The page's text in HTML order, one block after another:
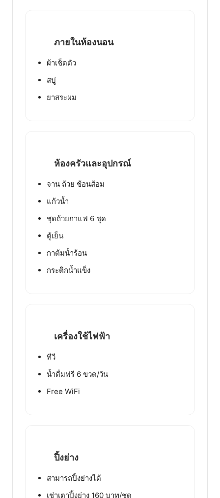
ภายในห้องนอน
ผ้าเช็ดตัว
สบู่
ยาสระผม
ห้องครัวและอุปกรณ์
จาน ถ้วย ช้อนส้อม
แก้วน้ำ
ชุดถ้วยกาแฟ 6 ชุด
ตู้เย็น
กาต้มน้ำร้อน
กระติกน้ำแข็ง
เครื่องใช้ไฟฟ้า
ทีวี
น้ำดื่มฟรี 6 ขวด/วัน
Free WiFi
ปิ้งย่าง
สามารถปิ้งย่างได้
เช่าเตาปิ้งย่าง 160 บาท/ชุด